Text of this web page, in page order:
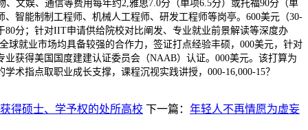
娱、通信等费用每年约2,雅思7.0分（单项6.5分）或托福90分（单
、智能制制工程师、机械人工程师、研发工程师等岗亭。600美元（30-
80分；针对IIT申请供给院校对比阐发、专业就业前景解读等深度办
球就业市场均具备较强的合作力，签证打点经验丰硕，000美元，针对
业获得美国国度建建认证委员会（NAAB）认证。000美元。该打算为
术指点取职业成长支撑，课程沉视实践讲授，000-16,000-15？
得硕士、学予权的处所高校 下一篇： 年轻人不再情愿为虚妄